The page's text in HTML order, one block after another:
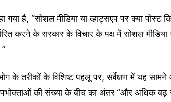
गया है, “सोशल मीडिया या व्हाट्सएप पर क्या
करने के सरकार के विचार के पक्ष में सोशल
के तरीकों के विशिष्ट पहलू पर, सर्वेक्षण में यह
की संख्या के बीच का अंतर “और अधिक बढ़